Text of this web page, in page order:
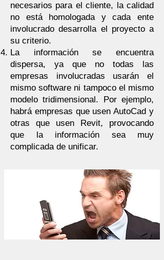
necesarios para el cliente, la calidad
no está homologada y cada ente
involucrado desarrolla el proyecto a
su criterio.
La información se encuentra
dispersa, ya que no todas las
empresas involucradas usarán el
mismo software ni tampoco el mismo
modelo tridimensional. Por ejemplo,
habrá empresas que usen AutoCad y
otras que usen Revit, provocando
que la información sea muy
complicada de unificar.